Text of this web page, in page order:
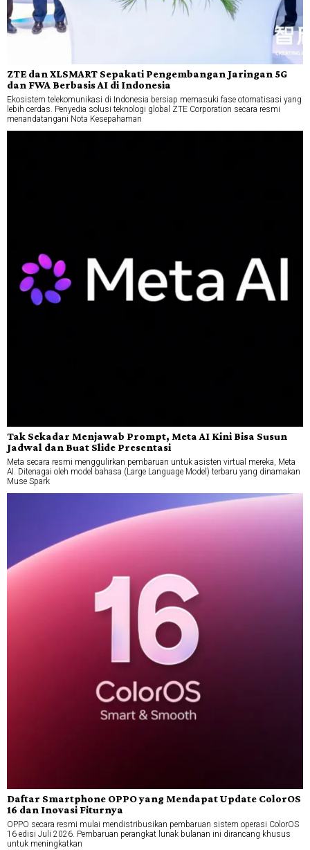
ZTE dan XLSMART Sepakati Pengembangan Jaringan 5G
dan FWA Berbasis AI di Indonesia
Ekosistem telekomunikasi di Indonesia bersiap memasuki fase otomatisasi yang
lebih cerdas. Penyedia solusi teknologi global ZTE Corporation secara resmi
menandatangani Nota Kesepahaman
Tak Sekadar Menjawab Prompt, Meta AI Kini Bisa Susun
Jadwal dan Buat Slide Presentasi
Meta secara resmi menggulirkan pembaruan untuk asisten virtual mereka, Meta
AI. Ditenagai oleh model bahasa (Large Language Model) terbaru yang dinamakan
Muse Spark
Daftar Smartphone OPPO yang Mendapat Update ColorOS
16 dan Inovasi Fiturnya
OPPO secara resmi mulai mendistribusikan pembaruan sistem operasi ColorOS
16 edisi Juli 2026. Pembaruan perangkat lunak bulanan ini dirancang khusus
untuk meningkatkan